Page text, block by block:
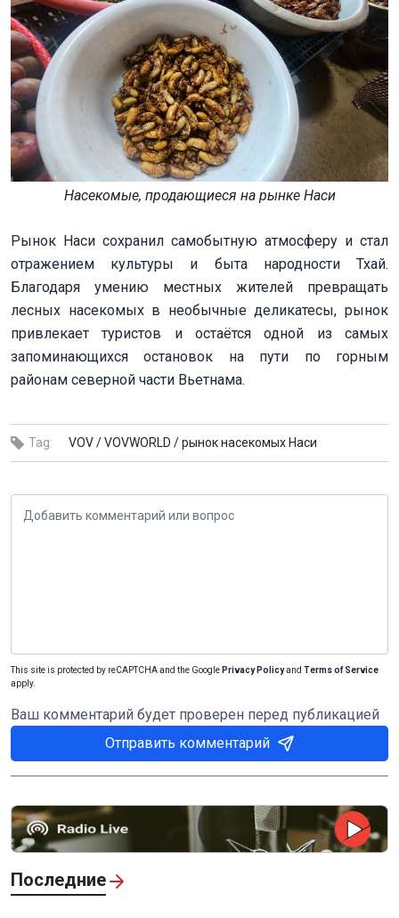
Насекомые, продающиеся на рынке Наси
Рынок Наси сохранил самобытную атмосферу и стал
отражением культуры и быта народности Тхай.
Благодаря умению местных жителей превращать
лесных насекомых в необычные деликатесы, рынок
привлекает туристов и остаётся одной из самых
запоминающихся остановок на пути по горным
районам северной части Вьетнама.
Tag: VOV /VOVWORLD /рынок насекомых Наси
This site is protected by reCAPTCHA and the Google Privacy Policyand Terms of Service
apply.
Ваш комментарий будет проверен перед публикацией
Отправить комментарий
Последние